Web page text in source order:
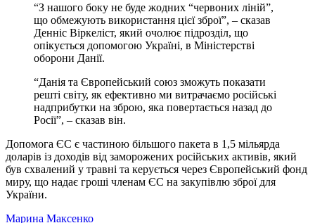
“З нашого боку не буде жодних “червоних ліній”,
що обмежують використання цієї зброї”, – сказав
Денніс Віркеліст, який очолює підрозділ, що
опікується допомогою Україні, в Міністерстві
оборони Данії.
“Данія та Європейський союз зможуть показати
решті світу, як ефективно ми витрачаємо російські
надприбутки на зброю, яка повертається назад до
Росії”, – сказав він.
Допомога ЄС є частиною більшого пакета в 1,5 мільярда
доларів із доходів від заморожених російських активів, який
був схвалений у травні та керується через Європейський фонд
миру, що надає гроші членам ЄС на закупівлю зброї для
України.
Марина Максенко